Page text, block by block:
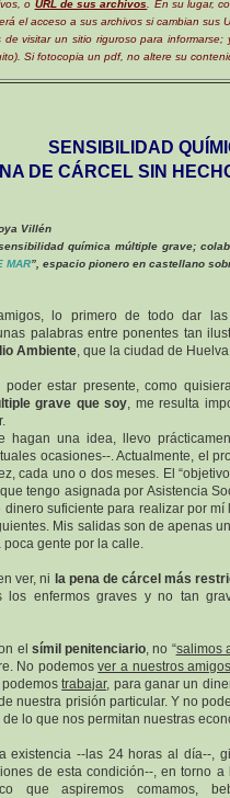
o URL de sus archivos . En su lugar,
el acceso a sus archivos si cambian sus
de visitar un sitio riguroso para
Si fotocopia un pdf, no altere su
SENSIBILIDAD
DE CÁRCEL SIN
Villén
química múltiple grave;
MAR”, espacio pionero en castellano
lo primero de todo dar
palabras entre ponentes tan
Ambiente, que la ciudad de
poder estar presente, como
grave que soy, me resulta
hagan una idea, llevo
ocasiones--. Actualmente, el
cada uno o dos meses. El
tengo asignada por Asistencia
dinero suficiente para realizar por
Mis salidas son de apenas
poca gente por la calle.
ver, ni la pena de cárcel más
los enfermos graves y no tan
el símil penitenciario, no “salimos
No podemosver a nuestros
podemostrabajar, para ganar un
nuestra prisión particular. Y no
lo que nos permitan nuestras
existencia --las 24 horas al día--,
de esta condición--, en torno
que aspiremos comamos,